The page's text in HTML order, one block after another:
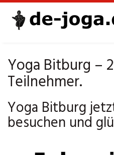
Yoga Bitburg –
Teilnehmer.
Yoga Bitburg
besuchen und